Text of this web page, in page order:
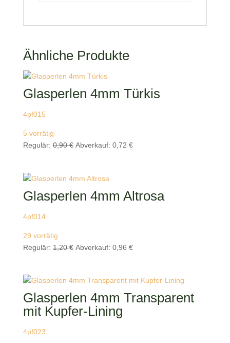
Ähnliche Produkte
Glasperlen 4mm Türkis
4pf015
5 vorrätig
Regulär: 0,90€ Ursprünglicher
0,90 €
Abverkauf: 0,72 €Aktueller
Glasperlen 4mm Altrosa
4pf014
29 vorrätig
Regulär: 1,20€ Ursprünglicher
1,20 €
Abverkauf: 0,96 €Aktueller
0,96 €.
Glasperlen 4mm Transparent
mit Kupfer-Lining
4pf023